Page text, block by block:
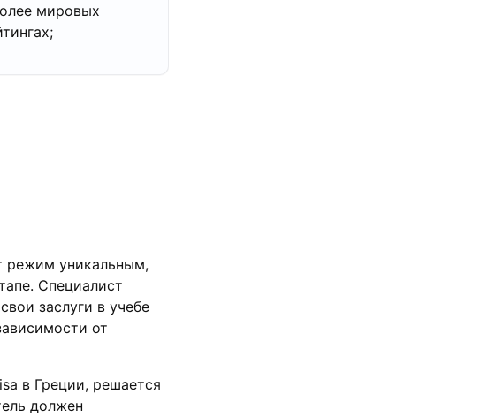
мировых
режим уникальным,
Специалист
заслуги в учебе
от
в Греции, решается
должен